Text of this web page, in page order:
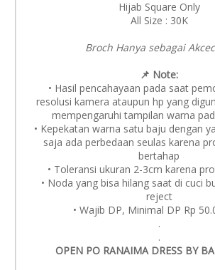
Hijab Square Only
All Size : 30K
Broch Hanya sebagai
📌 Note:
• Hasil pencahayaan pada saat
resolusi kamera ataupun hp yang
mempengaruhi tampilan warna
• Kepekatan warna satu baju dengan
saja ada perbedaan seulas karena
bertahap
• Toleransi ukuran 2-3cm karena
• Noda yang bisa hilang saat di cuci
reject
• Wajib DP, Minimal DP Rp
.
.
OPEN PO RANAIMA DRESS BY